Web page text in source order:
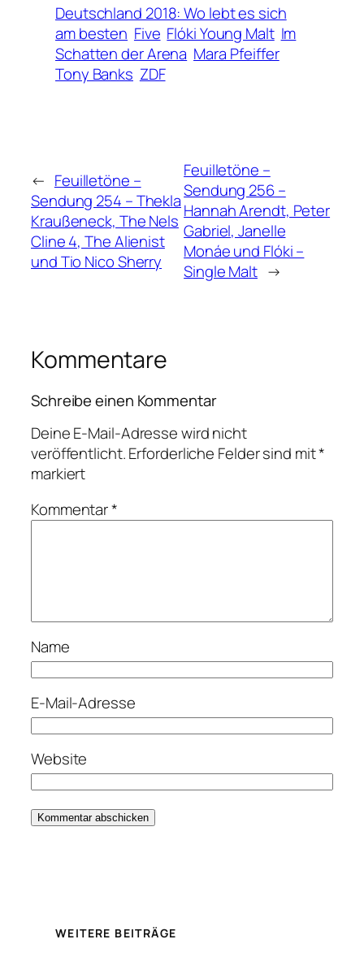
Deutschland 2018: Wo lebt es sich
am besten Five Flóki Young Malt Im
Schatten der Arena Mara Pfeiffer
Tony Banks ZDF
← Feuilletöne –
Sendung 254 – Thekla
Kraußeneck, The Nels
Cline 4, The Alienist
und Tio Nico Sherry
Feuilletöne –
Sendung 256 –
Hannah Arendt, Peter
Gabriel, Janelle
Monáe und Flóki –
Single Malt →
Kommentare
Schreibe einen Kommentar
Deine E-Mail-Adresse wird nicht
veröffentlicht.Erforderliche Felder sind mit*
markiert
Kommentar*
Name
E-Mail-Adresse
Website
WEITERE BEITRÄGE